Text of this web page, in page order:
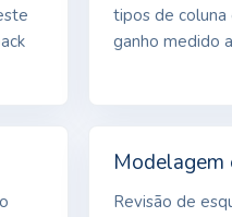
tipos de coluna
ganho medido
Modelagem
Revisão de